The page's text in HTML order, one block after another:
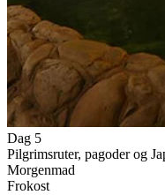
Dag 5
Pilgrimsruter, pagoder og
Morgenmad
Frokost